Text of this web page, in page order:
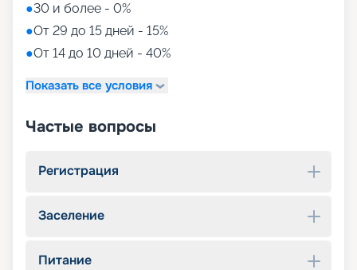
●30 и более - 0%
●От 29 до 15 дней - 15%
●От 14 до 10 дней - 40%
Показать все условия
Частые вопросы
Регистрация
Заселение
Питание